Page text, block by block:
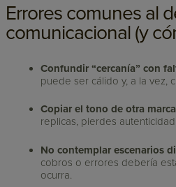
Errores comunes al
comunicacional (y
Confundir “cercanía” con
puede ser cálido y, a la vez,
Copiar el tono de otra marca
replicas, pierdes
No contemplar escenarios
cobros o errores debería
ocurra.